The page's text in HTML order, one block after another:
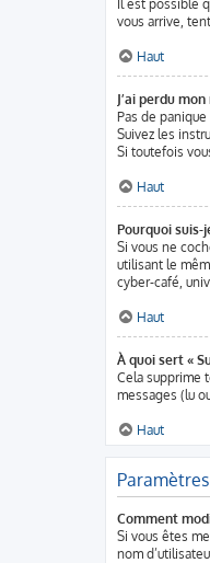
Il est possible
vous arrive,
Haut
J’ai perdu
Pas de
Suivez les
Si toutefois
Haut
Pourquoi
Si vous ne
utilisant le
cyber-café,
Haut
À quoi sert «
Cela supprime
messages (lu
Haut
Comment
Si vous êtes
nom